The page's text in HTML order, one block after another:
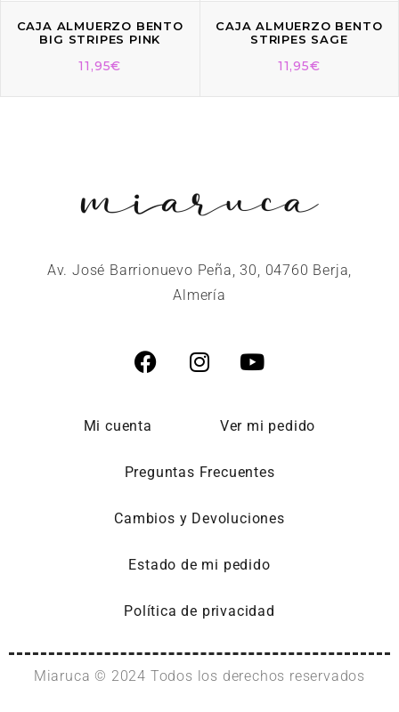
CAJA ALMUERZO BENTO
BIG STRIPES PINK
11,95€
CAJA ALMUERZO BENTO
STRIPES SAGE
11,95€
Av. José Barrionuevo Peña, 30, 04760 Berja,
Almería
Mi cuenta Ver mi pedido
Preguntas Frecuentes
Cambios y Devoluciones
Estado de mi pedido
Política de privacidad
Miaruca © 2024 Todos los derechos reservados